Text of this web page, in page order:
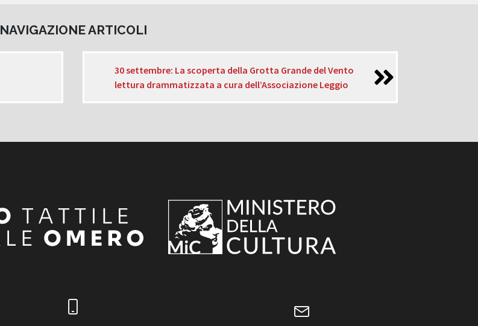
NAVIGAZIONE ARTICOLI
30 settembre: La scoperta della Grotta Grande del Vento
lettura drammatizzata a cura dell’Associazione Leggio